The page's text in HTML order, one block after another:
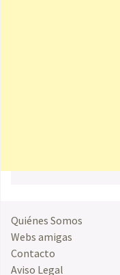
Quiénes Somos
Webs amigas
Contacto
Aviso Legal